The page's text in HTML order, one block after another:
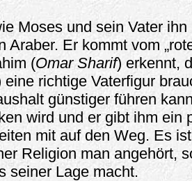
Moses und sein Vater
Araber. Er kommt vom
(Omar Sharif) erkennt,
eine richtige Vaterfigur
günstiger führen
wird und er gibt ihm ein
mit auf den Weg. Es
Religion man angehört,
seiner Lage macht.